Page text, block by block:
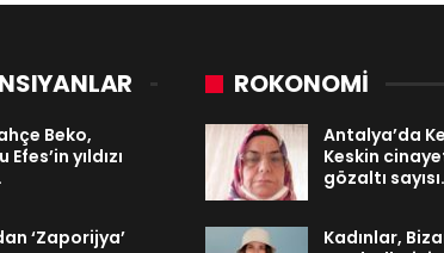
Beko,
yıldızı
‘Zaporijya’
ROKONOMİ
Antalya’da
Keskin
gözaltı
Kadınlar,